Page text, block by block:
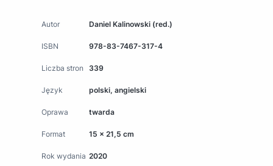
Autor Daniel Kalinowski (red.)
ISBN 978-83-7467-317-4
Liczba stron 339
Język polski, angielski
Oprawa twarda
Format 15 x 21,5 cm
Rok wydania 2020